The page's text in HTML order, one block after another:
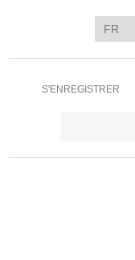
S'ENREGISTRER